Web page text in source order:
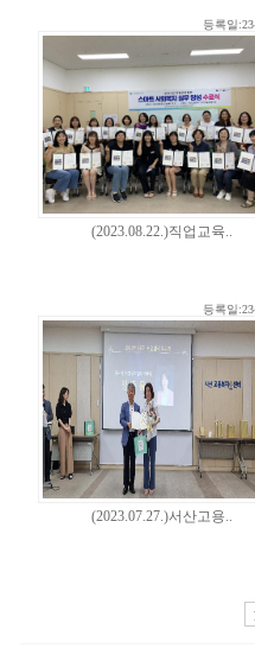
등록일
(2023.08.22.)직업교육..
등록일
(2023.07.27.)서산고용..